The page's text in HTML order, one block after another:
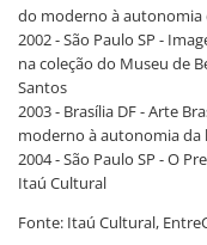
do moderno à autonomia
2002 - São Paulo SP -
na coleção do Museu de
Santos
2003 - Brasília DF - Arte
moderno à autonomia da
2004 - São Paulo SP - O
Itaú Cultural
Fonte: Itaú Cultural,